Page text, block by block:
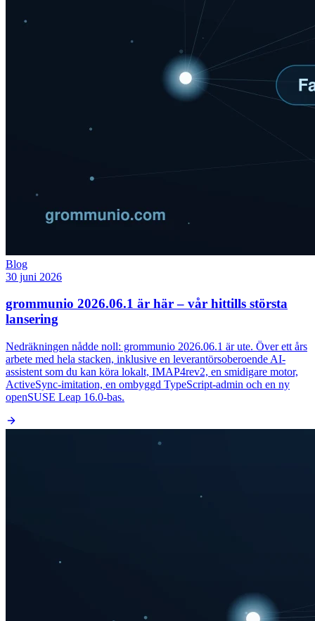
Blog
30 juni 2026
grommunio 2026.06.1 är här – vår hittills största
lansering
Nedräkningen nådde noll: grommunio 2026.06.1 är ute. Över ett års
arbete med hela stacken, inklusive en leverantörsoberoende AI-
assistent som du kan köra lokalt, IMAP4rev2, en smidigare motor,
ActiveSync-imitation, en ombyggd TypeScript-admin och en ny
openSUSE Leap 16.0-bas.